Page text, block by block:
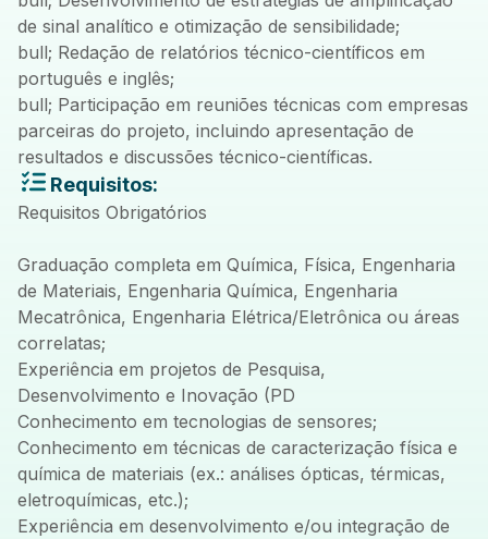
de sinal analítico e otimização de sensibilidade;
bull; Redação de relatórios técnico-científicos em
português e inglês;
bull; Participação em reuniões técnicas com empresas
parceiras do projeto, incluindo apresentação de
resultados e discussões técnico-científicas.
Requisitos:
Requisitos Obrigatórios
Graduação completa em Química, Física, Engenharia
de Materiais, Engenharia Química, Engenharia
Mecatrônica, Engenharia Elétrica/Eletrônica ou áreas
correlatas;
Experiência em projetos de Pesquisa,
Desenvolvimento e Inovação (PD
Conhecimento em tecnologias de sensores;
Conhecimento em técnicas de caracterização física e
química de materiais (ex.: análises ópticas, térmicas,
eletroquímicas, etc.);
Experiência em desenvolvimento e/ou integração de